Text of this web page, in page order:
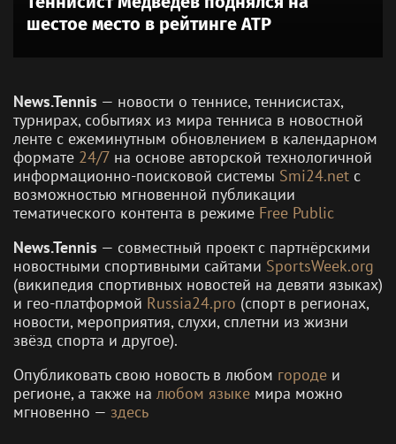
шестое место в рейтинге ATP
News.Tennis — новости о теннисе, теннисистах,
турнирах, событиях из мира тенниса в новостной
ленте с ежеминутным обновлением в календарном
формате 24/7 на основе авторской технологичной
информационно-поисковой системы Smi24.net с
возможностью мгновенной публикации
тематического контента в режиме Free Public
News.Tennis — совместный проект с партнёрскими
новостными спортивными сайтами SportsWeek.org
(википедия спортивных новостей на девяти языках)
и гео-платформой Russia24.pro (спорт в регионах,
новости, мероприятия, слухи, сплетни из жизни
звёзд спорта и другое).
Опубликовать свою новость в любом городе и
регионе, а также на любом языке мира можно
мгновенно — здесь